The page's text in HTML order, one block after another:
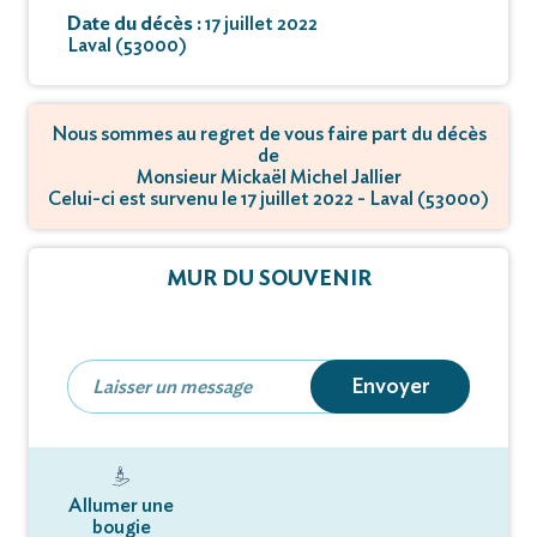
Date du décès :17 juillet 2022
Laval (53000)
Nous sommes au regret de vous faire part du décès
de
Monsieur Mickaël Michel Jallier
Celui-ci est survenu le 17 juillet 2022 - Laval (53000)
MUR DU SOUVENIR
Envoyer
Allumer une
bougie